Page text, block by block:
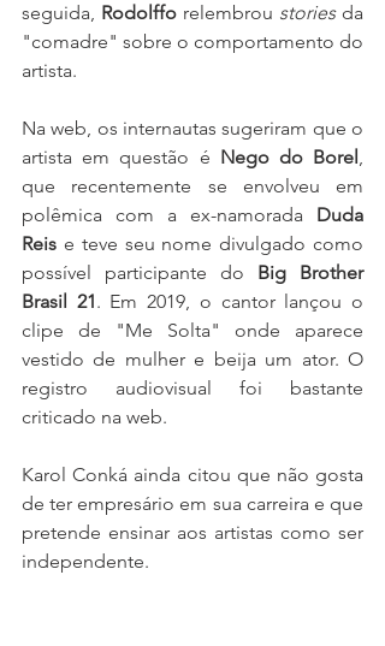
seguida, Rodolffo relembrou stories da
"comadre" sobre o comportamento do
artista.
Na web, os internautas sugeriram que o
artista em questão é Nego do Borel ,
que recentemente se envolveu em
polêmica com a ex-namorada Duda
Reis e teve seu nome divulgado como
possível participante do Big Brother
Brasil 21. Em 2019, o cantor lançou o
clipe de "Me Solta" onde aparece
vestido de mulher e beija um ator. O
registro audiovisual foi bastante
criticado na web.
Karol Conká ainda citou que não gosta
de ter empresário em sua carreira e que
pretende ensinar aos artistas como ser
independente.